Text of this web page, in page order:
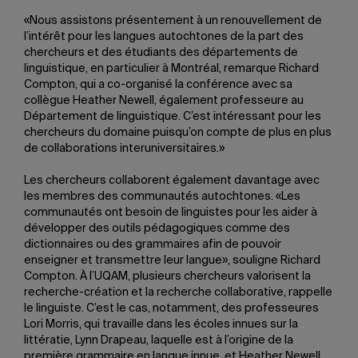
«Nous assistons présentement à un renouvellement de
l’intérêt pour les langues autochtones de la part des
chercheurs et des étudiants des départements de
linguistique, en particulier à Montréal, remarque Richard
Compton, qui a co-organisé la conférence avec sa
collègue Heather Newell, également professeure au
Département de linguistique. C’est intéressant pour les
chercheurs du domaine puisqu’on compte de plus en plus
de collaborations interuniversitaires.»
Les chercheurs collaborent également davantage avec
les membres des communautés autochtones. «Les
communautés ont besoin de linguistes pour les aider à
développer des outils pédagogiques comme des
dictionnaires ou des grammaires afin de pouvoir
enseigner et transmettre leur langue», souligne Richard
Compton. À l’UQAM, plusieurs chercheurs valorisent la
recherche-création et la recherche collaborative, rappelle
le linguiste. C’est le cas, notamment, des professeures
Lori Morris, qui travaille dans les écoles innues sur la
littératie, Lynn Drapeau, laquelle est à l’origine de la